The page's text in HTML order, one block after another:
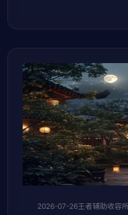
2026-07-26王者辅助收容